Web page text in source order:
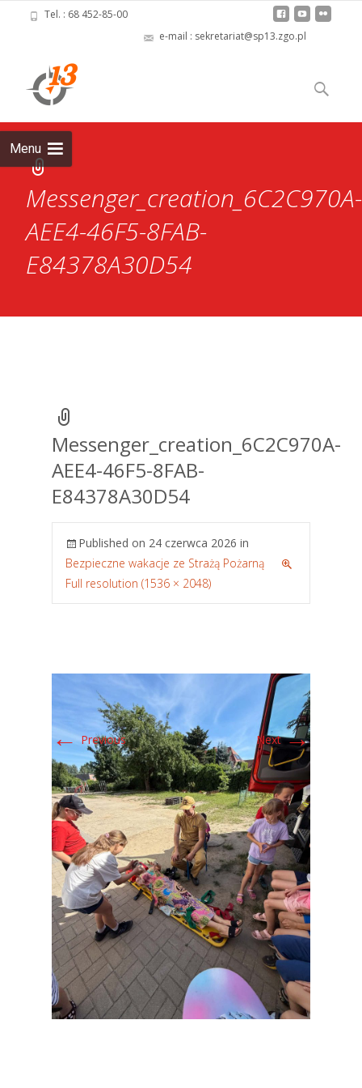
Tel. : 68 452-85-00
e-mail : sekretariat@sp13.zgo.pl
Menu
to
content
Szukaj:
Messenger_creation_6C2C970A-
AEE4-46F5-8FAB-
E84378A30D54
Messenger_creation_6C2C970A-
AEE4-46F5-8FAB-
E84378A30D54
Published on 24 czerwca 2026 in
Bezpieczne wakacje ze Strażą Pożarną
Full resolution (1536 × 2048)
←Previous Next→